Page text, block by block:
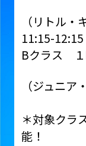
（リトル
11:15-
Bクラス
（ジュニア
＊対象クラ
能！